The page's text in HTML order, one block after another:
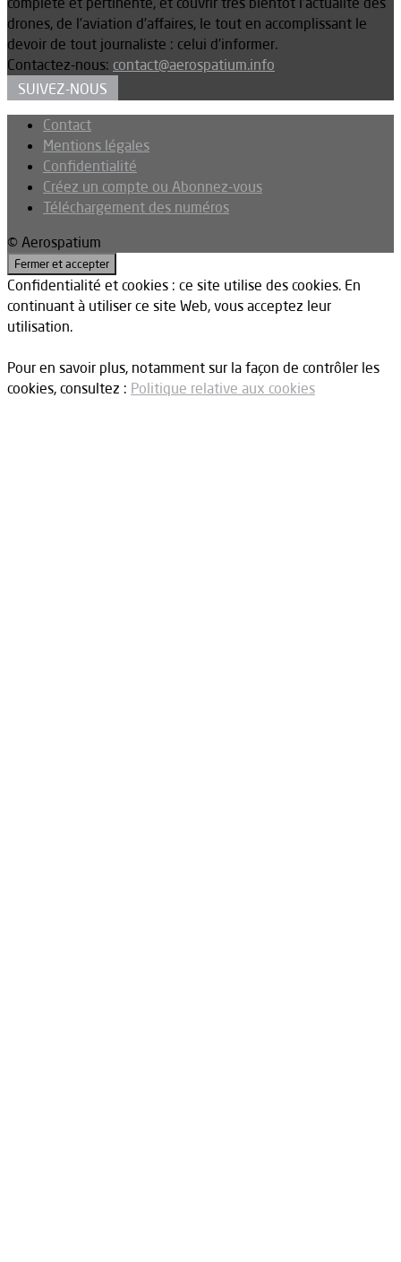
drones, de l’aviation d’affaires, le tout en accomplissant le
devoir de tout journaliste : celui d’informer.
Contactez-nous: contact@aerospatium.info
SUIVEZ-NOUS
Contact
Mentions légales
Confidentialité
Créez un compte ou Abonnez-vous
Téléchargement des numéros
© Aerospatium
Confidentialité et cookies : ce site utilise des cookies. En
continuant à utiliser ce site Web, vous acceptez leur
utilisation.
Pour en savoir plus, notamment sur la façon de contrôler les
cookies, consultez : Politique relative aux cookies